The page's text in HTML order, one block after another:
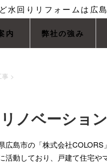
内 弊社の強み
事 >
ノベーショ
島市の「株式会社COLORS
活動しており、戸建て住宅や